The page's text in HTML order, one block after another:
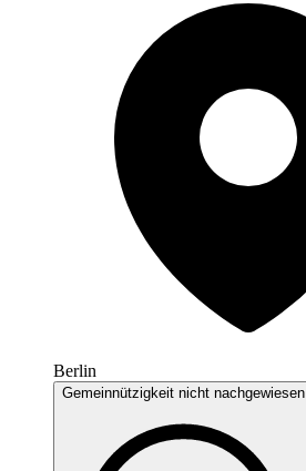
Berlin
Gemeinnützigkeit nicht nachgewiesen